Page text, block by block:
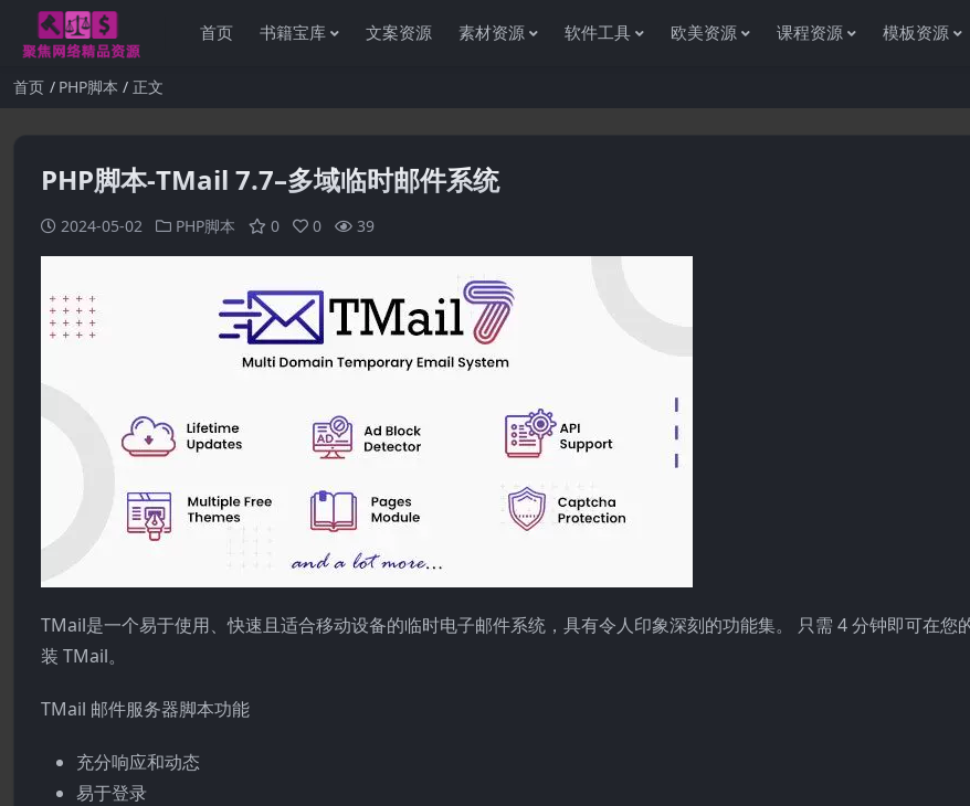
首页 书籍宝库 文案资源 素材资源 软件工具 欧美资源 课程资源 模板资源
首页 PHP脚本 正文
PHP脚本-TMail 7.7–多域临时邮件系统
2024-05-02 PHP脚本 0 0 39
TMail是一个易于使用、快速且适合移动设备的临时电子邮件系统，具有令人印象深刻的功能集。 只需 4 分钟即可在您
装 TMail。
TMail 邮件服务器脚本功能
充分响应和动态
易于登录
感谢您访问资源杂货铺获取各种信息资源!如果遇到任何